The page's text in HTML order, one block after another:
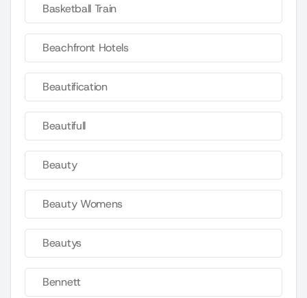
Basketball Train
Beachfront Hotels
Beautification
Beautifull
Beauty
Beauty Womens
Beautys
Bennett